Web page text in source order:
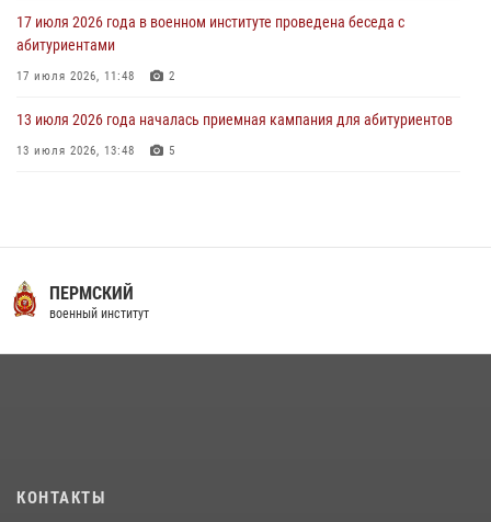
17 июля 2026 года в военном институте проведена беседа с
абитуриентами
17 июля 2026, 11:48 2
13 июля 2026 года началась приемная кампания для абитуриентов
13 июля 2026, 13:48 5
29 июля 2026, 06:45 2
16 июля 2026 года между военным институтом и ООО «ЭЛРЕМ»
заключено соглашение о научно-техническом сотрудничестве
ПЕРМСКИЙ
военный институт
КОНТАКТЫ